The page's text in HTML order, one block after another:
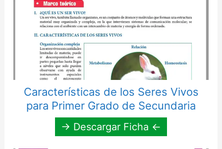
Características de los Seres Vivos
para Primer Grado de Secundaria
→ Descargar Ficha ←